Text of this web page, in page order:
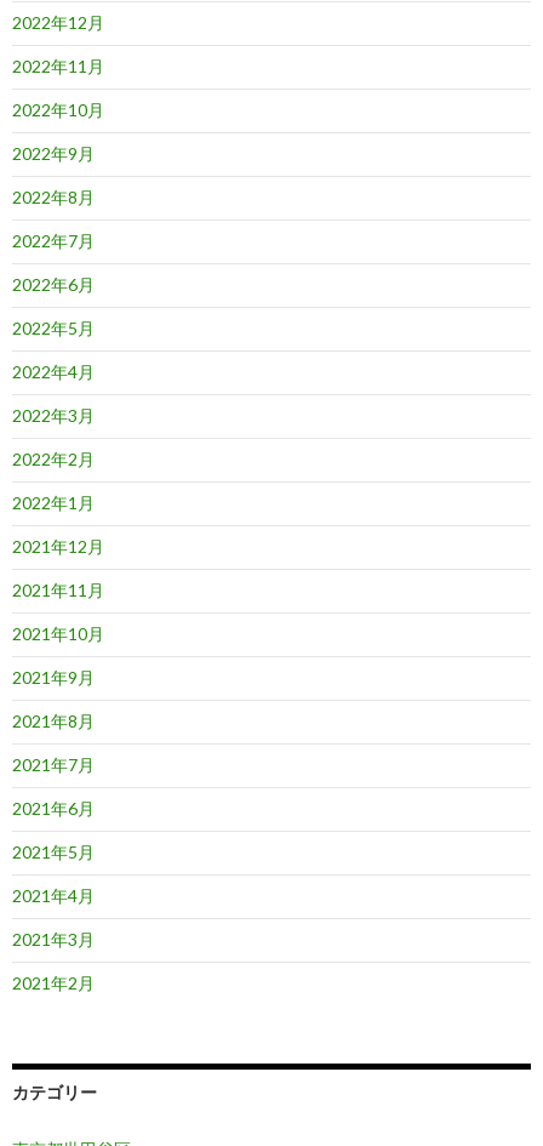
2022年12月
2022年11月
2022年10月
2022年9月
2022年8月
2022年7月
2022年6月
2022年5月
2022年4月
2022年3月
2022年2月
2022年1月
2021年12月
2021年11月
2021年10月
2021年9月
2021年8月
2021年7月
2021年6月
2021年5月
2021年4月
2021年3月
2021年2月
カテゴリー